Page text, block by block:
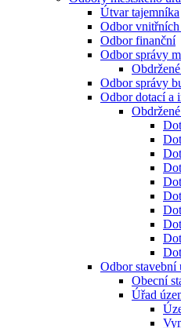
Útvar tajemníka
Odbor
Odbor finanční
Odbor správy
Odbor správy
Odbor dotací a
Odbor stavební
Obecní
Úřad